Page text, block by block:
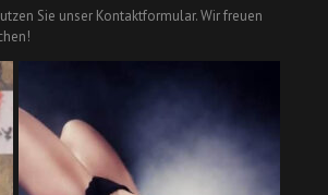
Sie unser Kontaktformular. Wir freuen